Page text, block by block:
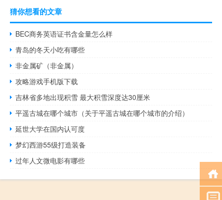
猜你想看的文章
BEC商务英语证书含金量怎么样
青岛的冬天小吃有哪些
非金属矿（非金属）
攻略游戏手机版下载
吉林省多地出现积雪 最大积雪深度达30厘米
平遥古城在哪个城市（关于平遥古城在哪个城市的介绍）
延世大学在国内认可度
梦幻西游55级打造装备
过年人文微电影有哪些